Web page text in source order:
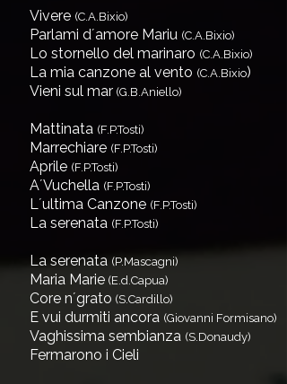
Vivere (C.A.Bixio)
Parlami d´amore Mariu (C.A.Bixio)
Lo stornello del marinaro (C.A.Bixio)
La mia canzone al vento (C.A.Bixio)
Vieni sul mar (G.B.Aniello)
Mattinata (F.P.Tosti)
Marrechiare (F.P.Tosti)
Aprile (F.P.Tosti)
A´Vuchella (F.P.Tosti)
L´ultima Canzone (F.P.Tosti)
La serenata (F.P.Tosti)
La serenata (P.Mascagni)
Maria Marie (E.d.Capua)
Core n´grato (S.Cardillo)
E vui durmiti ancora (Giovanni Formisano)
Vaghissima sembianza (S.Donaudy)
Fermarono i Cieli